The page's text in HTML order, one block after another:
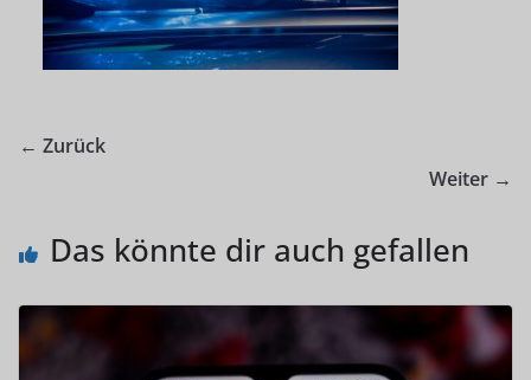
← Zurück
Weiter →
Das könnte dir auch gefallen